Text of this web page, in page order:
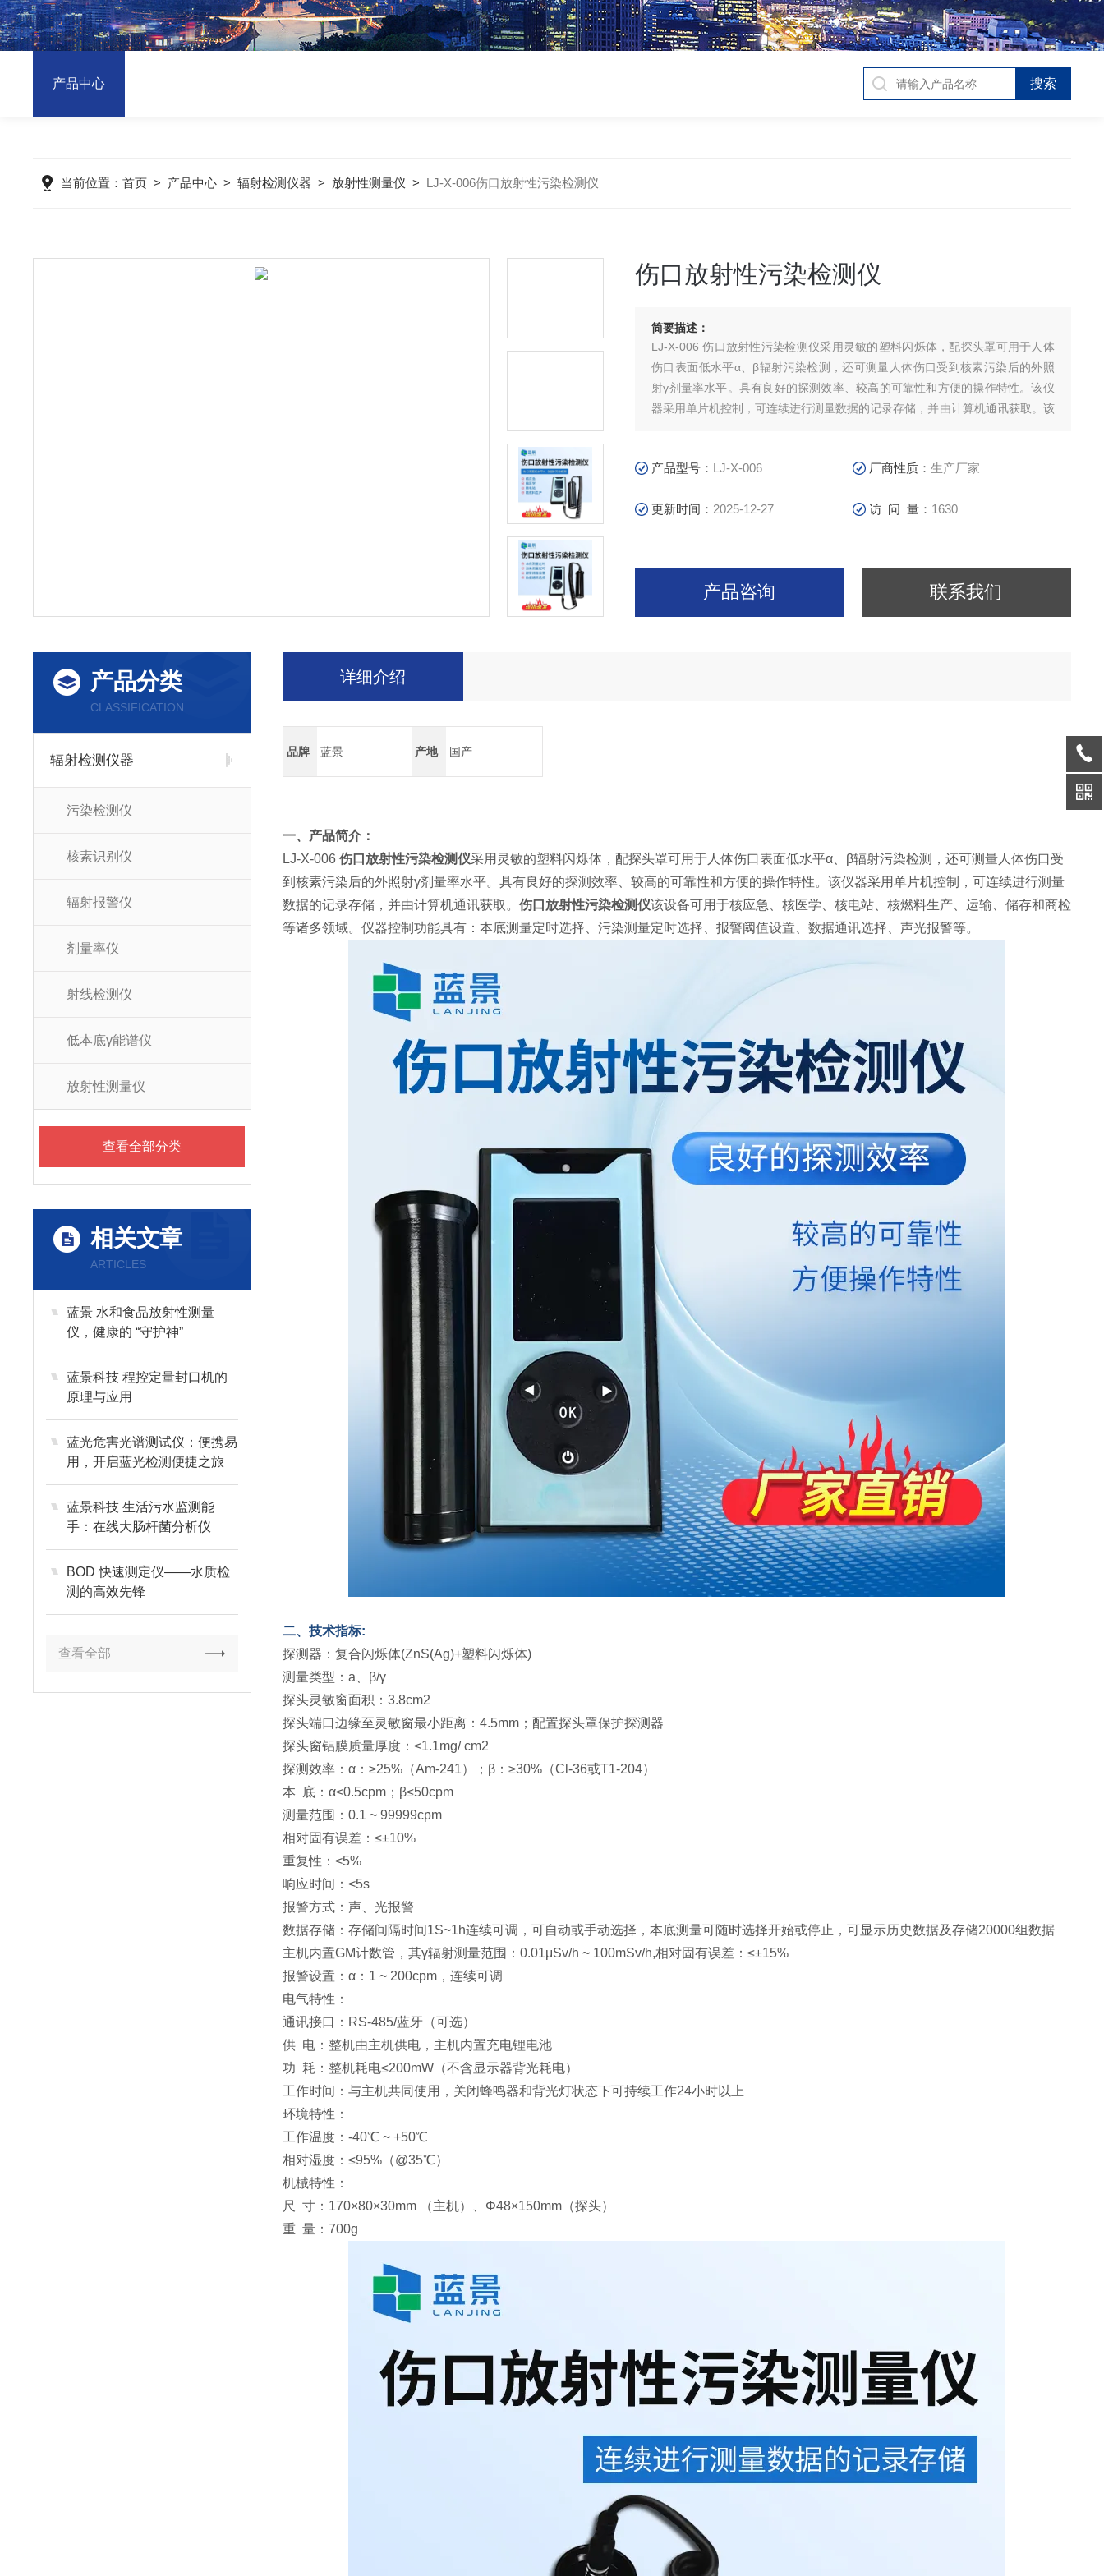
产品中心
当前位置：首页 > 产品中心 >辐射检测仪器 > 放射性测量仪 > LJ-X-006伤口放射性污染检测仪
伤口放射性污染检测仪
简要描述：
LJ-X-006 伤口放射性污染检测仪采用灵敏的塑料闪烁体，配探头罩可用于人体
伤口表面低水平α、β辐射污染检测，还可测量人体伤口受到核素污染后的外照
射γ剂量率水平。具有良好的探测效率、较高的可靠性和方便的操作特性。该仪
器采用单片机控制，可连续进行测量数据的记录存储，并由计算机通讯获取。该
产品型号： LJ-X-006 厂商性质：生产厂家
更新时间： 2025-12-27 访 问 量： 1630
产品咨询 联系我们
产品分类
CLASSIFICATION
辐射检测仪器
污染检测仪
核素识别仪
辐射报警仪
剂量率仪
射线检测仪
低本底γ能谱仪
放射性测量仪
查看全部分类
相关文章
ARTICLES
蓝景 水和食品放射性测量
仪，健康的 “守护神”
蓝景科技 程控定量封口机的
原理与应用
蓝光危害光谱测试仪：便携易
用，开启蓝光检测便捷之旅
蓝景科技 生活污水监测能
手：在线大肠杆菌分析仪
BOD 快速测定仪——水质检
测的高效先锋
查看全部
详细介绍
品牌 蓝景 产地 国产
一、产品简介：
LJ-X-006 伤口放射性污染检测仪采用灵敏的塑料闪烁体，配探头罩可用于人体伤口表面低水平α、β辐射污染检测，还可测量人体伤口受
到核素污染后的外照射γ剂量率水平。具有良好的探测效率、较高的可靠性和方便的操作特性。该仪器采用单片机控制，可连续进行测量
数据的记录存储，并由计算机通讯获取。 伤口放射性污染检测仪该设备可用于核应急、核医学、核电站、核燃料生产、运输、储存和商检
等诸多领域。仪器控制功能具有：本底测量定时选择、污染测量定时选择、报警阈值设置、数据通讯选择、声光报警等。
二、技术指标:
探测器：复合闪烁体(ZnS(Ag)+塑料闪烁体)
测量类型：a、β/γ
探头灵敏窗面积：3.8cm2
探头端口边缘至灵敏窗最小距离：4.5mm；配置探头罩保护探测器
探头窗铝膜质量厚度：<1.1mg/ cm2
探测效率：α：≥25%（Am-241）；β：≥30%（Cl-36或T1-204）
本 底：α<0.5cpm；β≤50cpm
测量范围：0.1 ~ 99999cpm
相对固有误差：≤±10%
重复性：<5%
响应时间：<5s
报警方式：声、光报警
数据存储：存储间隔时间1S~1h连续可调，可自动或手动选择，本底测量可随时选择开始或停止，可显示历史数据及存储20000组数据
主机内置GM计数管，其γ辐射测量范围：0.01μSv/h ~ 100mSv/h,相对固有误差：≤±15%
报警设置：α：1 ~ 200cpm，连续可调
电气特性：
通讯接口：RS-485/蓝牙（可选）
供 电：整机由主机供电，主机内置充电锂电池
功 耗：整机耗电≤200mW（不含显示器背光耗电）
工作时间：与主机共同使用，关闭蜂鸣器和背光灯状态下可持续工作24小时以上
环境特性：
工作温度：-40℃ ~ +50℃
相对湿度：≤95%（@35℃）
机械特性：
尺 寸：170×80×30mm （主机）、Φ48×150mm（探头）
重 量：700g